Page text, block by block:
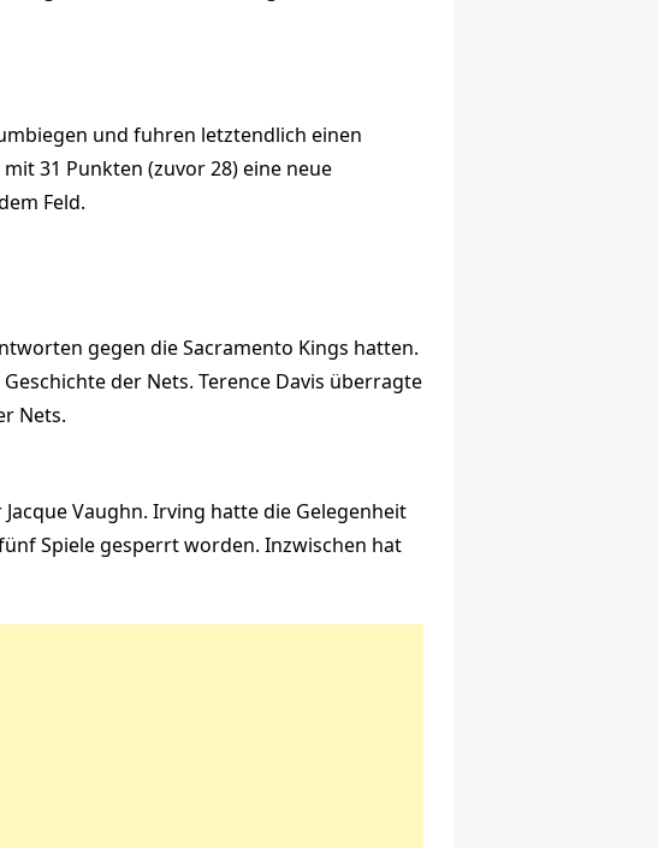
und fuhren letztendlich einen
31 Punkten (zuvor 28) eine neue
Feld.
gegen die Sacramento Kings hatten.
der Nets. Terence Davis überragte
Nets.
Vaughn. Irving hatte die Gelegenheit
Spiele gesperrt worden. Inzwischen hat